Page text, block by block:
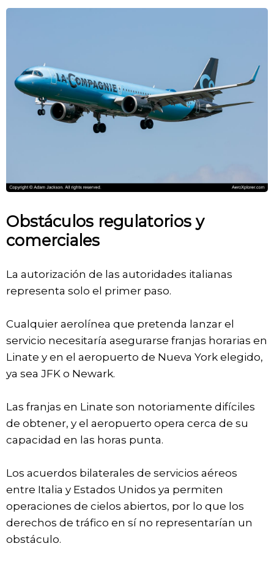
Obstáculos regulatorios y
comerciales
La autorización de las autoridades italianas
representa solo el primer paso.
Cualquier aerolínea que pretenda lanzar el
servicio necesitaría asegurarse franjas horarias en
Linate y en el aeropuerto de Nueva York elegido,
ya sea JFK o Newark.
Las franjas en Linate son notoriamente difíciles
de obtener, y el aeropuerto opera cerca de su
capacidad en las horas punta.
Los acuerdos bilaterales de servicios aéreos
entre Italia y Estados Unidos ya permiten
operaciones de cielos abiertos, por lo que los
derechos de tráfico en sí no representarían un
obstáculo.